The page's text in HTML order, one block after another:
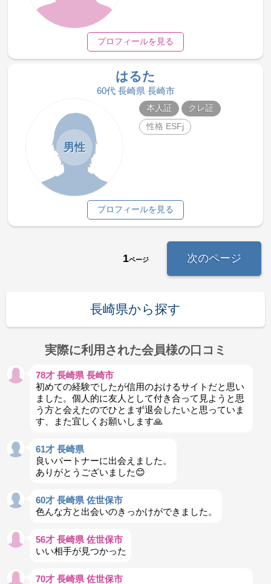
プロフィールを見る
はるた
60代 長崎県 長崎市
男性
本人証
クレ証
性格 ESFj
プロフィールを見る
1ページ 次のページ
長崎県から探す
実際に利用された会員様の口コミ
78才 長崎県 長崎市
初めての経験でしたが信用のおけるサイトだと思い
ました。個人的に友人として付き合って見ようと思
う方と会えたのでひとまず退会したいと思っていま
す、また宜しくお願いします🙏
61才 長崎県
良いパートナーに出会えました。
ありがとうございました😊
60才 長崎県 佐世保市
色んな方と出会いのきっかけができました。
56才 長崎県 佐世保市
いい相手が見つかった
70才 長崎県 佐世保市